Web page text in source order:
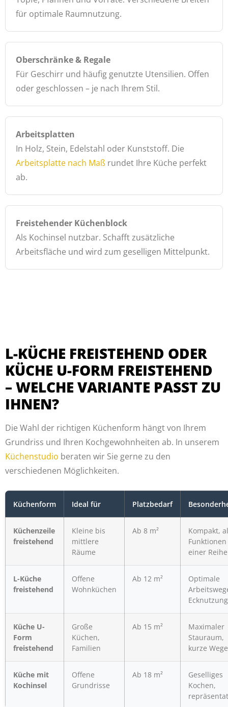
für optimale Raumnutzung.
Oberschränke & Regale
Für Geschirr und häufig genutzte Utensilien. Offen
oder geschlossen – je nach Ihrem Stil.
Arbeitsplatten
In Holz, Stein, Edelstahl oder Kunststoff. Die
Arbeitsplatte nach Maß rundet Ihre Küche perfekt
ab.
Freistehender Küchenblock
Als Kochinsel nutzbar. Schafft zusätzliche
Arbeitsfläche und wird zum geselligen Mittelpunkt.
L-KÜCHE FREISTEHEND ODER
KÜCHE U-FORM FREISTEHEND
– WELCHE VARIANTE PASST ZU
IHNEN?
Die Wahl der richtigen Küchenform hängt von Ihrem
Grundriss und Ihren Kochgewohnheiten ab. In unserem
Küchenstudio beraten wir Sie gerne zu den
verschiedenen Möglichkeiten.
Küchenform Ideal für Platzbedarf
Küchenzeile
freistehend
Kleine bis
mittlere
Räume
Ab 8 m²
Kompakt,
einer Reihe
L-Küche
freistehend
Offene
Wohnküchen
Ab 12 m²
Optimale
Ecknutzung
Küche U-
Form
freistehend
Große
Küchen,
Familien
Ab 15 m²
Maximaler
Stauraum,
kurze Wege
Küche mit
Kochinsel
Offene
Grundrisse
Ab 18 m²
Geselliges
Kochen,